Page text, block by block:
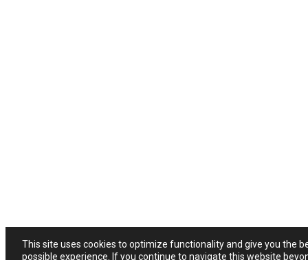
This site uses cookies to optimize functionality and give you the
possible experience. If you continue to navigate this website